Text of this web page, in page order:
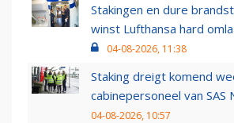
Stakingen en dure
winst Lufthansa hard
04-08-2026, 11:38
Staking dreigt komend
cabinepersoneel van SAS
04-08-2026, 10:57